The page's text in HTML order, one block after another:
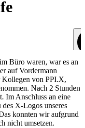
Büro waren, war es an
auf Vordermann
Kollegen von PPI.X,
Nach 2 Stunden
Im Anschluss an eine
X-Logos unseres
konnten wir aufgrund
nicht umsetzen.